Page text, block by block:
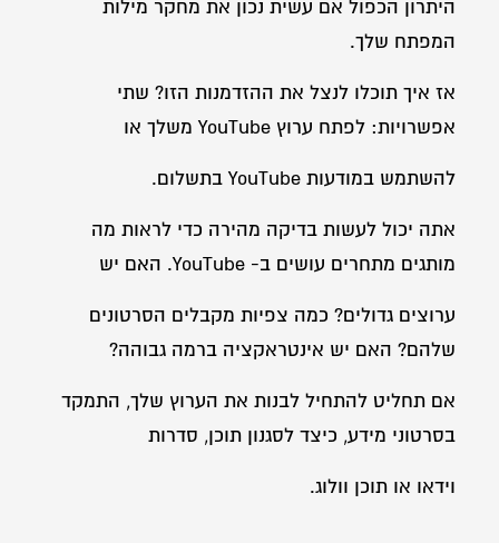
היתרון הכפול אם עשית נכון את מחקר מילות
המפתח שלך.
אז איך תוכלו לנצל את ההזדמנות הזו? שתי
אפשרויות: לפתח ערוץ YouTube משלך או
להשתמש במודעות YouTube בתשלום.
אתה יכול לעשות בדיקה מהירה כדי לראות מה
מותגים מתחרים עושים ב- YouTube. האם יש
ערוצים גדולים? כמה צפיות מקבלים הסרטונים
שלהם? האם יש אינטראקציה ברמה גבוהה?
אם תחליט להתחיל לבנות את הערוץ שלך, התמקד
בסרטוני מידע, כיצד לסגנון תוכן, סדרות
וידאו או תוכן וולוג.